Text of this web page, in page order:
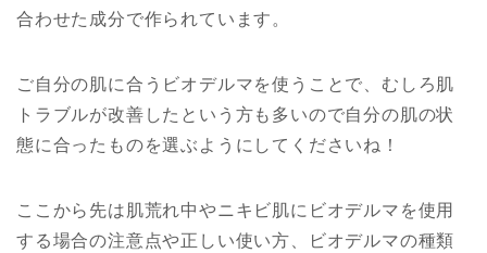
合わせた成分で作られています。
ご自分の肌に合うビオデルマを使うことで、むしろ肌
トラブルが改善したという方も多いので自分の肌の状
態に合ったものを選ぶようにしてくださいね！
ここから先は肌荒れ中やニキビ肌にビオデルマを使用
する場合の注意点や正しい使い方、ビオデルマの種類